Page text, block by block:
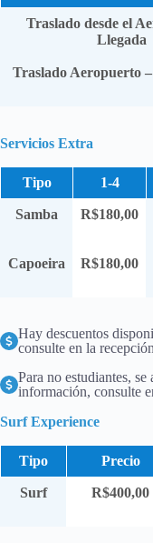
Traslado desde el
Llegada
Traslado Aeropuerto
Servicios Extra
Tipo 1-4
Samba R$180,00
Capoeira R$180,00
Hay descuentos
consulte en la
Para no estudiantes,
información, consulte
Surf Experience
Tipo Precio
Surf R$400,00